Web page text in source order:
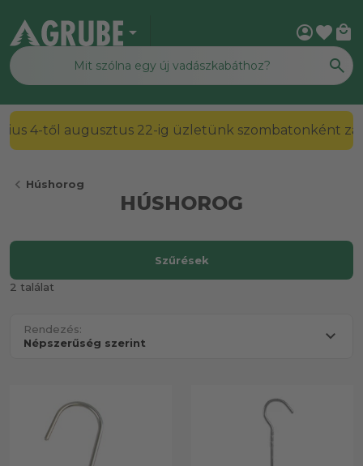
arrow_drop_down account_circlefavorite local_mall
4-től augusztus 22-ig üzletünk szombatonként
chevron_left Húshorog
HÚSHOROG
2 találat
Rendezés:
Szűrések